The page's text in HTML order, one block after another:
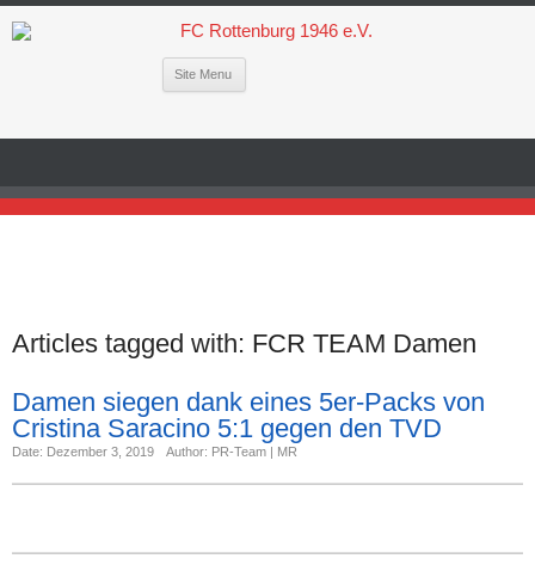
Site Menu
Articles tagged with: FCR TEAM Damen
Damen siegen dank eines 5er-Packs von
Cristina Saracino 5:1 gegen den TVD
Date: Dezember 3, 2019 Author: PR-Team | MR